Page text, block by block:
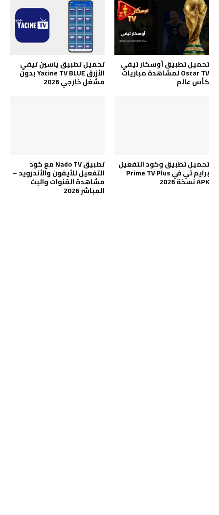
تحميل تطبيق أوسكار تيفي
Oscar TV لمشاهدة مباريات
كأس عالم
تحميل تطبيق ياسين تيفي
الأزرق Yacine TV BLUE بدون
مشغل خارجي 2026
تحميل تطبيق وكود التفعيل
برايم تي في Prime TV Plus
APK نسخة 2026
تطبيق Nado TV مع كود
التفعيل للأيفون والأندرويد –
مشاهدة القنوات والبث
المباشر 2026